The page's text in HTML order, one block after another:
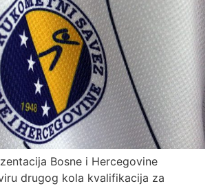
Bosne i Hercegovine
drugog kola kvalifikacija za